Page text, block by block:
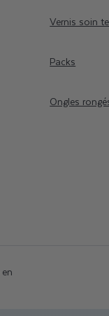
Vernis soin
Packs
Ongles